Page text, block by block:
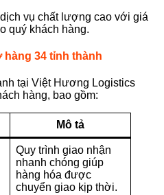
vụ chất lượng cao với giá
quý khách hàng.
hàng 34 tỉnh thành
tại Việt Hương Logistics
hàng, bao gồm:
Mô tả
Quy trình giao nhận
nhanh chóng giúp
hàng hóa được
chuyển giao kịp thời.